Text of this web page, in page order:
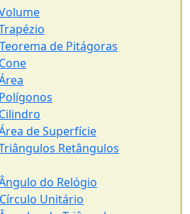
de Pitágoras
de Superfície
Retângulos
do Relógio
Unitário